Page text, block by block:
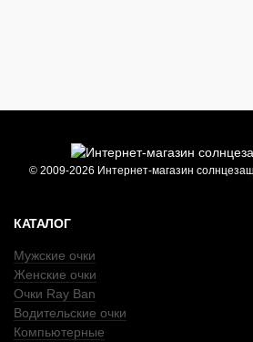
© 2009-2026 Интернет-магазин
КАТАЛОГ
Мужские очки
Женские очки
Очки Ray Ban
Водительские очки
Компьютерные